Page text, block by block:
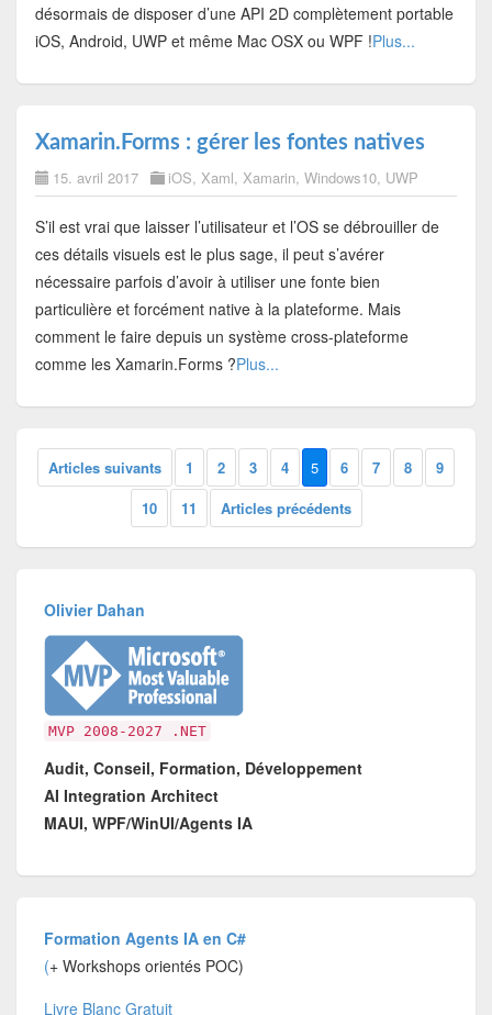
désormais de disposer d’une API 2D complètement portable
iOS, Android, UWP et même Mac OSX ou WPF !Plus...
Xamarin.Forms : gérer les fontes natives
15. avril 2017 iOS, Xaml, Xamarin, Windows10, UWP
S’il est vrai que laisser l’utilisateur et l’OS se débrouiller de
ces détails visuels est le plus sage, il peut s’avérer
nécessaire parfois d’avoir à utiliser une fonte bien
particulière et forcément native à la plateforme. Mais
comment le faire depuis un système cross-plateforme
comme les Xamarin.Forms ?Plus...
Articles suivants 1 2 3 4 5 6 7 8
9
10
11 Articles précédents
Olivier Dahan
MVP 2008-2027 .NET
Audit, Conseil, Formation, Développement
AI Integration Architect
MAUI, WPF/WinUI/Agents IA
Formation Agents IA en C#
(+ Workshops orientés POC)
Livre Blanc Gratuit